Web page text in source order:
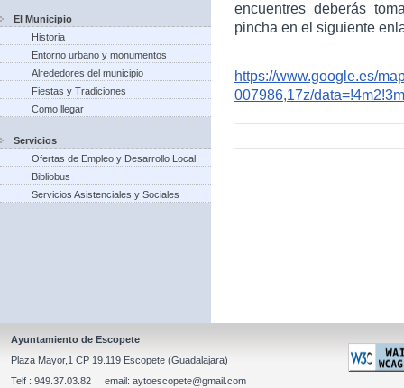
El Municipio
Historia
Entorno urbano y monumentos
Alrededores del municipio
Fiestas y Tradiciones
Como llegar
Servicios
Ofertas de Empleo y Desarrollo Local
Bibliobus
Servicios Asistenciales y Sociales
encuentres deberás
pincha en el siguiente
https://www.google.es/
007986,17z/
Ayuntamiento de Escopete
Plaza Mayor,1 CP 19.119 Escopete (Guadalajara)
Telf : 949.37.03.82 email: aytoescopete@gmail.com